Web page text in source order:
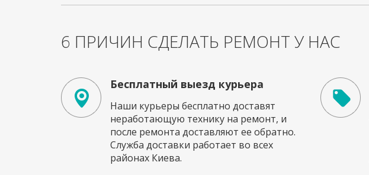
6 ПРИЧИН СДЕЛАТЬ РЕМОНТ У НАС
Бесплатный выезд курьера
Наши курьеры бесплатно доставят
неработающую технику на ремонт, и
после ремонта доставляют ее обратно.
Служба доставки работает во всех
районах Киева.